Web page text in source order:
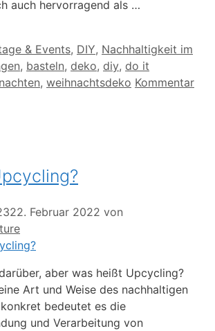
auch hervorragend als …
& Events, DIY, Nachhaltigkeit im
, basteln, deko, diy, do it
, weihnachtsdeko Kommentar
22. Februar 2022 von
aber was heißt Upcycling?
Art und Weise des nachhaltigen
bedeutet es die
und Verarbeitung von